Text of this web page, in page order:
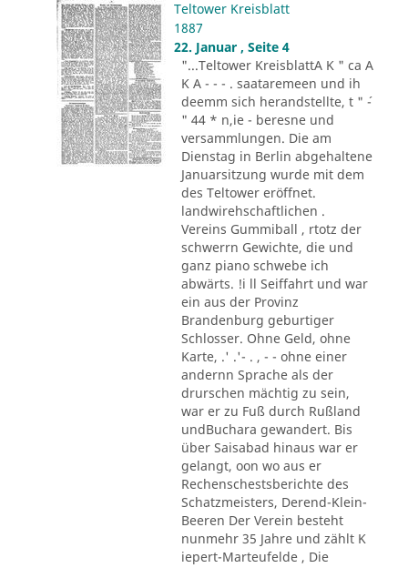
Teltower Kreisblatt
1887
22. Januar , Seite 4
"...Teltower KreisblattA K " ca A
K A - - - . saataremeen und ih
deemm sich herandstellte, t " ´-
" 44 * n,ie - beresne und
versammlungen. Die am
Dienstag in Berlin abgehaltene
Januarsitzung wurde mit dem
des Teltower eröffnet.
landwirehschaftlichen .
Vereins Gummiball , rtotz der
schwerrn Gewichte, die und
ganz piano schwebe ich
abwärts. !i ll Seiffahrt und war
ein aus der Provinz
Brandenburg geburtiger
Schlosser. Ohne Geld, ohne
Karte, .' .'- . , - - ohne einer
andernn Sprache als der
drurschen mächtig zu sein,
war er zu Fuß durch Rußland
undBuchara gewandert. Bis
über Saisabad hinaus war er
gelangt, oon wo aus er
Rechenschestsberichte des
Schatzmeisters, Derend-Klein-
Beeren Der Verein besteht
nunmehr 35 Jahre und zählt K
iepert-Marteufelde , Die